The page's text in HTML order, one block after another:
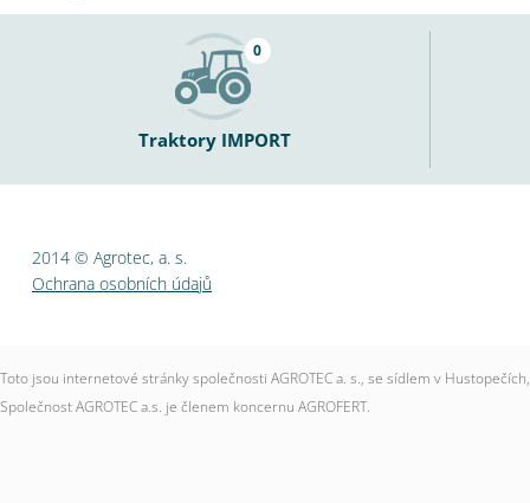
Traktory IMPORT
0
2014 © Agrotec, a. s.
Ochrana osobních údajů
Toto jsou internetové stránky společnosti AGROTEC a. s., se sídlem v
Společnost AGROTEC a.s. je členem koncernu AGROFERT.